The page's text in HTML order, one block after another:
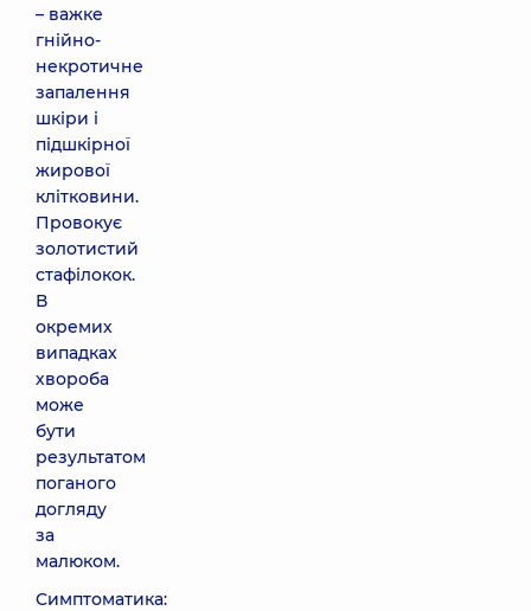
– важке
гнійно-
некротичне
запалення
шкіри і
підшкірної
жирової
клітковини.
Провокує
золотистий
стафілокок.
В
окремих
випадках
хвороба
може
бути
результатом
поганого
догляду
за
малюком.
Симптоматика: